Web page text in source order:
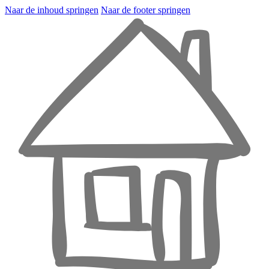
Naar de inhoud springen Naar de footer springen